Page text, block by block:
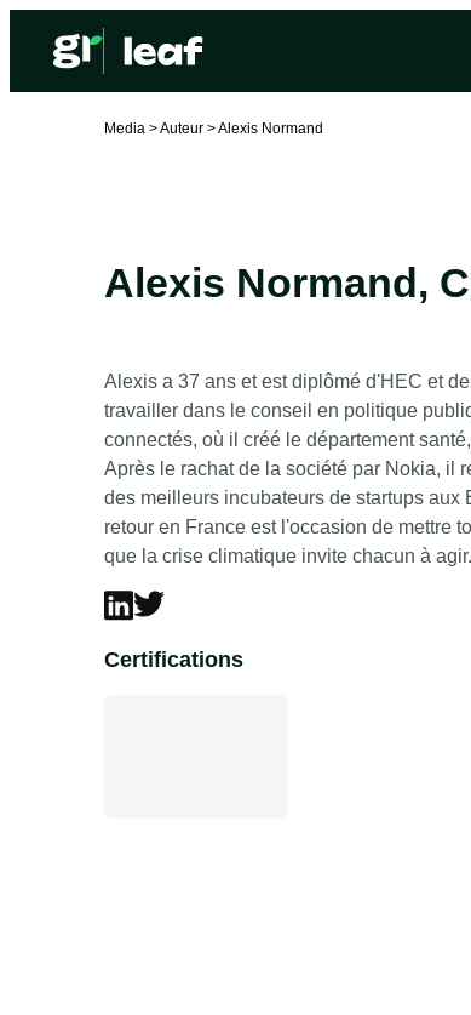
Media >Auteur >Alexis Normand
Alexis Normand,
Alexis a 37 ans et est diplômé d'HEC et
travailler dans le conseil en politique
connectés, où il créé le département
Après le rachat de la société par Nokia, il
des meilleurs incubateurs de startups aux
retour en France est l'occasion de mettre
que la crise climatique invite chacun à agir.
Certifications